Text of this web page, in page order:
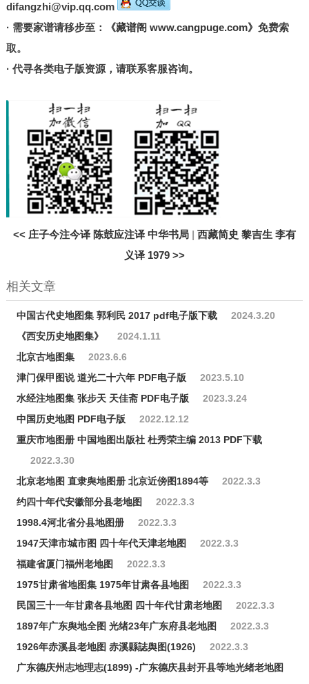
difangzhi@vip.qq.com
· 需要家谱请移步至：
《藏谱阁 www.cangpuge.com》 免费索
取。
· 代寻各类电子版资源，请联系客服咨询。
<< 庄子今注今译 陈鼓应注译 中华书局 | 西藏简史 黎吉生 李有
义译 1979>>
相关文章
中国古代史地图集 郭利民 2017 pdf电子版下载
2024.3.20
《西安历史地图集》
2024.1.11
北京古地图集
2023.6.6
津门保甲图说 道光二十六年 PDF电子版
2023.5.10
水经注地图集 张步天 天佳斋 PDF电子版
2023.3.24
中国历史地图 PDF电子版
2022.12.12
重庆市地图册 中国地图出版社 杜秀荣主编 2013 PDF下载
2022.3.30
北京老地图​ 直隶舆地图册 北京近傍图1894等
2022.3.3
约四十年代安徽部分县老地图
2022.3.3
1998.4河北省分县地图册
2022.3.3
1947天津市城市图 四十年代天津老地图
2022.3.3
福建省厦门福州老地图
2022.3.3
1975甘肃省地图集 1975年甘肃各县地图
2022.3.3
民国三十一年甘肃各县地图 四十年代甘肃老地图
2022.3.3
1897年广东舆地全图 光绪23年广东府县老地图
2022.3.3
1926年赤溪县老地图 赤溪縣誌舆图(1926)
2022.3.3
广东德庆州志地理志(1899) -广东德庆县封开县等地光绪老地图